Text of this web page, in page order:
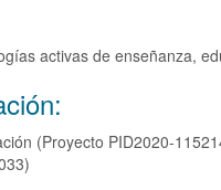
activas de enseñanza,
(Proyecto PID2020-